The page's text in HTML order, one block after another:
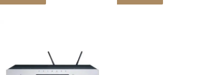
$1.359.150
hasta
$1.784.150
variantes.